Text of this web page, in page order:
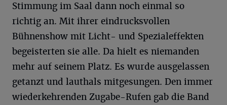
Stimmung im Saal dann noch einmal so
richtig an. Mit ihrer eindrucksvollen
Bühnenshow mit Licht- und Spezialeffekten
begeisterten sie alle. Da hielt es niemanden
mehr auf seinem Platz. Es wurde ausgelassen
getanzt und lauthals mitgesungen. Den immer
wiederkehrenden Zugabe-Rufen gab die Band